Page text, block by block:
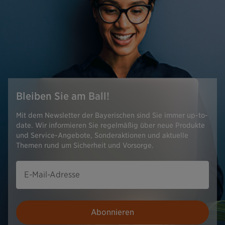
Bleiben Sie am Ball!
Mit dem Newsletter der Bayerischen sind Sie immer up-to-
date. Wir informieren Sie regelmäßig über neue Produkte
und Service-Angebote, Sonderaktionen und aktuelle
Themen rund um Sicherheit und Vorsorge.
E-Mail-Adresse
Abonnieren